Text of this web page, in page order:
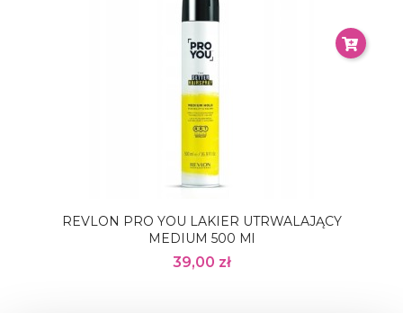
REVLON PRO YOU LAKIER UTRWALAJĄCY
MEDIUM 500 Ml
39,00 zł